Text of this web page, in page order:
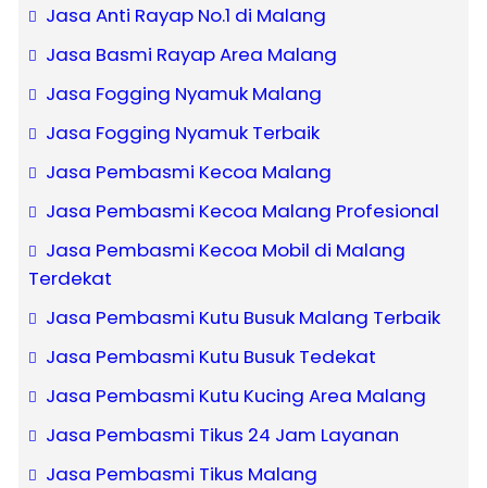
Jasa Anti Rayap No.1 di Malang
Jasa Basmi Rayap Area Malang
Jasa Fogging Nyamuk Malang
Jasa Fogging Nyamuk Terbaik
Jasa Pembasmi Kecoa Malang
Jasa Pembasmi Kecoa Malang Profesional
Jasa Pembasmi Kecoa Mobil di Malang
Terdekat
Jasa Pembasmi Kutu Busuk Malang Terbaik
Jasa Pembasmi Kutu Busuk Tedekat
Jasa Pembasmi Kutu Kucing Area Malang
Jasa Pembasmi Tikus 24 Jam Layanan
Jasa Pembasmi Tikus Malang